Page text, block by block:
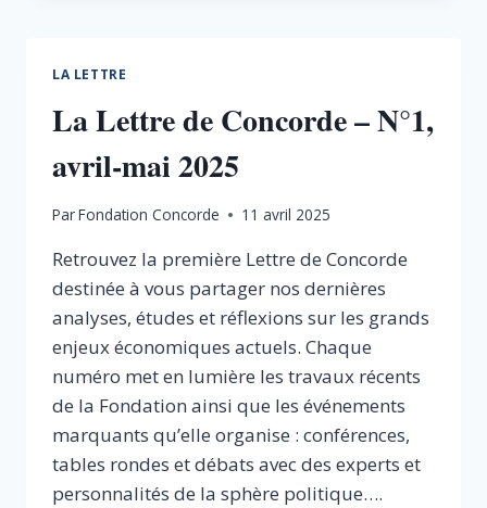
JUILLET
2025
LA LETTRE
La Lettre de Concorde – N°1,
avril-mai 2025
ParFondation Concorde 11 avril 2025
Retrouvez la première Lettre de Concorde
destinée à vous partager nos dernières
analyses, études et réflexions sur les grands
enjeux économiques actuels. Chaque
numéro met en lumière les travaux récents
de la Fondation ainsi que les événements
marquants qu’elle organise : conférences,
tables rondes et débats avec des experts et
personnalités de la sphère politique….